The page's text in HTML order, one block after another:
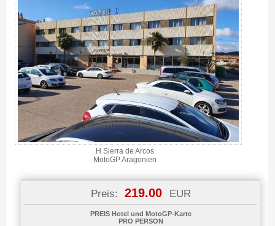
H Sierra de Arcos
MotoGP Aragonien
Preis: 219.00 EUR
PREIS Hotel und MotoGP-Karte
PRO PERSON